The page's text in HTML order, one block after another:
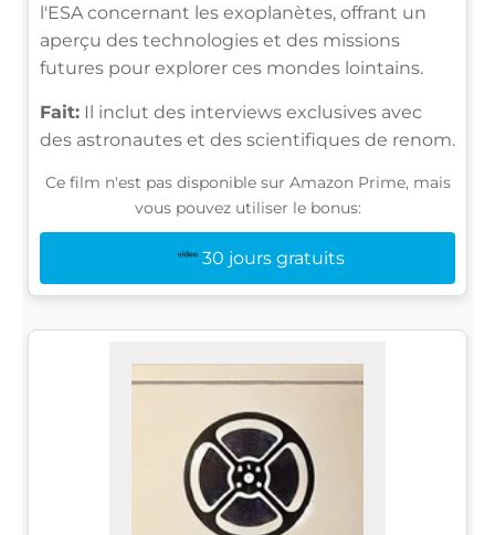
l'ESA concernant les exoplanètes, offrant un
aperçu des technologies et des missions
futures pour explorer ces mondes lointains.
Fait: Il inclut des interviews exclusives avec
des astronautes et des scientifiques de renom.
Ce film n'est pas disponible sur Amazon Prime, mais
vous pouvez utiliser le bonus:
30 jours gratuits